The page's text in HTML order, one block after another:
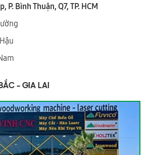
P. Bình Thuận, Q7, TP. HCM
- GIA LAI